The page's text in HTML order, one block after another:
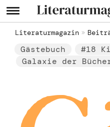
Literaturmagazin
Gästebuch
#18
Galaxie der